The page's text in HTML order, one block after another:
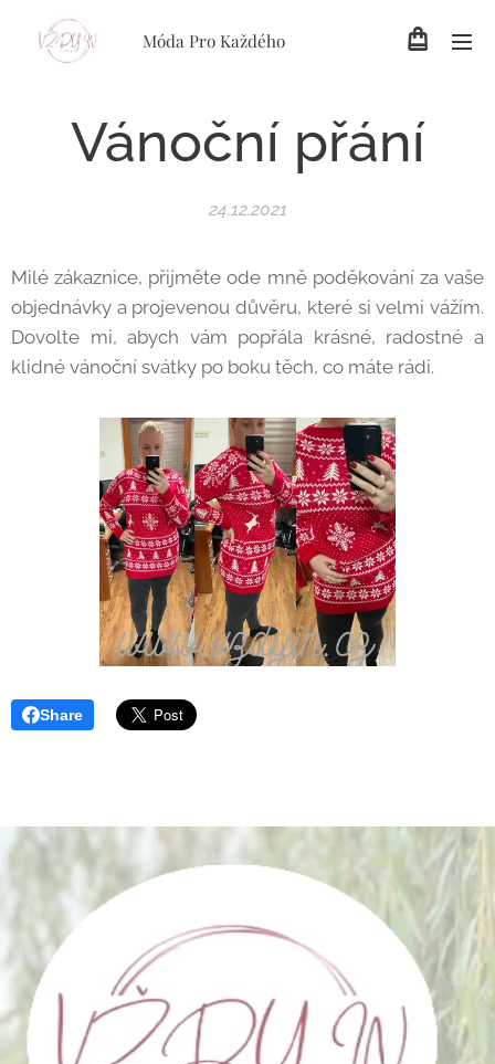
Móda Pro Každého
Vánoční přání
24.12.2021
Milé zákaznice, přijměte ode mně poděkování za vaše
objednávky a projevenou důvěru, které si velmi vážím.
Dovolte mi, abych vám popřála krásné, radostné a
klidné vánoční svátky po boku těch, co máte rádi.
Share